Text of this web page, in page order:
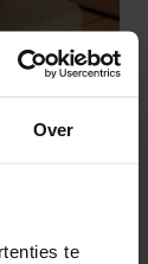
Over
te